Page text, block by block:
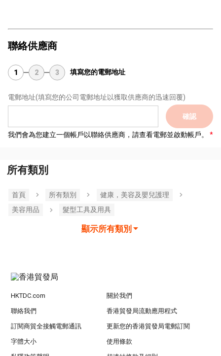
聯絡供應商
1 2 3 填寫您的電郵地址
電郵地址(填寫您的公司電郵地址以獲取供應商的迅速回覆)
確認
我們會為您建立一個帳戶以聯絡供應商，請查看電郵並啟動帳戶。
所有類別
首頁 所有類別
健康，美容及嬰兒護理
美容用品
髮型工具及用具
顯示所有類別
HKTDC.com 關於我們
聯絡我們 香港貿發局流動應用程式
訂閱商貿全接觸電郵通訊 更新您的香港貿發局電郵訂閱
字體大小 使用條款